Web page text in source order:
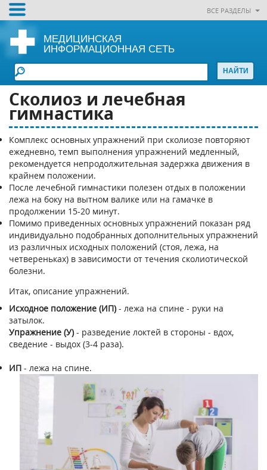
ВСЕ РАЗДЕЛЫ
МЕДИЦИНСКАЯ
ИНФОРМАЦИОННАЯ СЕТЬ
Сколиоз и лечебная
гимнастика
Комплекс основных упражнений при сколиозе повторяют
ежедневно, темп выполнения упражнений медленный,
рекомендуется непродолжительная задержка движения в
крайнем положении.
После лечебной гимнастики полезен отдых в положении
лежа на боку на вытном валике или на гамачке в
продолжении 15-20 минут.
Помимо приведенных основных упражнений показан ряд
индивидуально подобранных дополнительных упражнений
из различных исходных положений (стоя, лежа, на
четвереньках) в зависимости от течения сколиотической
болезни.
Итак, описание упражнений.
Исходное положение (ИП)- лежа на спине - руки на
затылок.
Упражнение (У)- разведение локтей в стороны - вдох,
сведение - выдох (3-4 раза).
ИП - лежа на спине.